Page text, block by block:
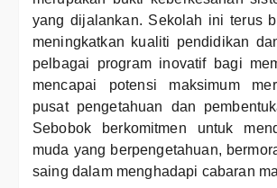
yang dijalankan. Sekolah ini terus
meningkatkan kualiti pendidikan
pelbagai program inovatif bagi
mencapai potensi maksimum
pusat pengetahuan dan
Sebobok berkomitmen untuk
muda yang berpengetahuan,
saing dalam menghadapi cabaran